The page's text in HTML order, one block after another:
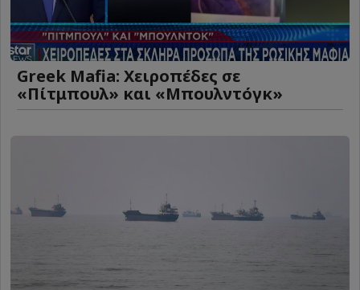
Greek Mafia: Χειροπέδες σε
«Πίτμπουλ» και «Μπουλντόγκ»